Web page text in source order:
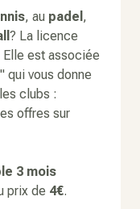
, au padel ,
? La licence
est associée
" qui vous donne
clubs :
offres sur
3 mois
prix de 4€.